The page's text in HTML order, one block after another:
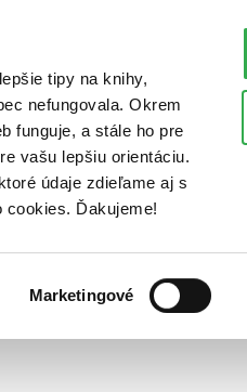
tipy na knihy,
nefungovala. Okrem
funguje, a stále ho pre
vašu lepšiu orientáciu.
údaje zdieľame aj s
Ďakujeme!
Marketingové